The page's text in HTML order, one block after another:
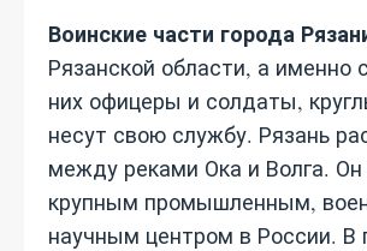
Воинские части города
Рязанской области, а именно
них офицеры и солдаты,
несут свою службу. Рязань
между реками Ока и Волга. Он
крупным промышленным,
научным центром в России. В